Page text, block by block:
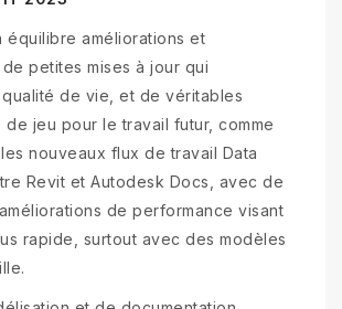
équilibre améliorations et
petites mises à jour qui
de vie, et de véritables
de jeu pour le travail futur, comme
nouveaux flux de travail Data
Revit et Autodesk Docs, avec de
de performance visant
rapide, surtout avec des modèles